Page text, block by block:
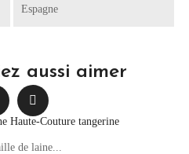
Espagne
aussi aimer
de laine...